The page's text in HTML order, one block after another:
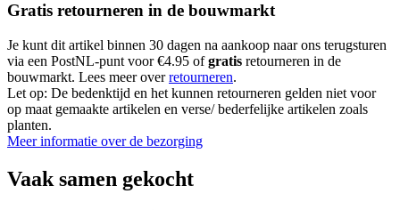
Gratis retourneren in de bouwmarkt
Je kunt dit artikel binnen 30 dagen na aankoop naar ons terugsturen
via een PostNL-punt voor €4.95 ofgratis retourneren in de
bouwmarkt. Lees meer overretourneren.
Let op: De bedenktijd en het kunnen retourneren gelden niet voor
op maat gemaakte artikelen en verse/ bederfelijke artikelen zoals
planten.
Meer informatie over de bezorging
Vaak samen gekocht